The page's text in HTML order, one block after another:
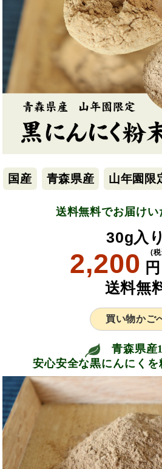
国産 青森県産 山年園限
送料無料でお届けい
30g入り
2,200 (
送料無
買い物かご
青森県産
安心安全な黒にんにくを